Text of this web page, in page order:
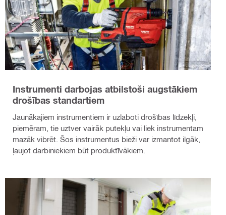
Instrumenti darbojas atbilstoši augstākiem
drošības standartiem
Jaunākajiem instrumentiem ir uzlaboti drošības līdzekļi,
piemēram, tie uztver vairāk putekļu vai liek instrumentam
mazāk vibrēt. Šos instrumentus bieži var izmantot ilgāk,
ļaujot darbiniekiem būt produktīvākiem.